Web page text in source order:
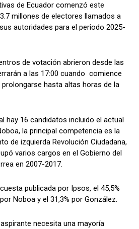
de Ecuador comenzó este
millones de electores llamados a
autoridades para el periodo 2025-
de votación abrieron desde las
a las 17:00 cuando comience
hasta altas horas de la
hay 16 candidatos incluido el actual
la principal competencia es la
de izquierda Revolución Ciudadana,
varios cargos en el Gobierno del
en 2007-2017.
publicada por Ipsos, el 45,5%
Noboa y el 31,3% por González.
necesita una mayoría